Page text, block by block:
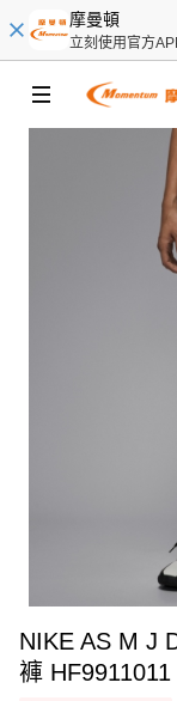
摩曼頓
立刻使用官方
NIKE AS M J
褲 HF9911011